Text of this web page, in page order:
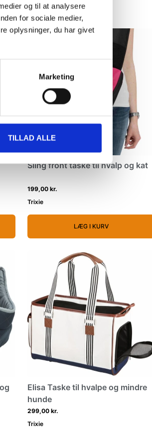
og til at analysere
for sociale medier,
oplysninger, du har givet
Marketing
TILLAD ALLE
Sling front taske til hvalp og kat
199,00 kr.
Trixie
LÆG I KURV
Elisa Taske til hvalpe og mindre
hunde
299,00 kr.
Trixie